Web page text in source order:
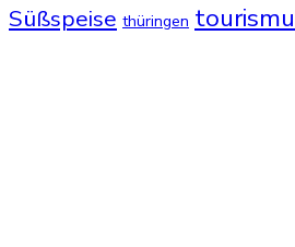
Süßspeise thüringen